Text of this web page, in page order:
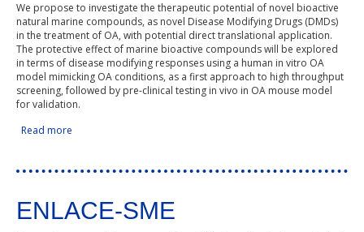
Project Management
Links
We propose to investigate the therapeutic potential of novel bioactive
natural marine compounds, as novel Disease Modifying Drugs (DMDs)
in the treatment of OA, with potential direct translational application.
The protective effect of marine bioactive compounds will be explored
in terms of disease modifying responses using a human in vitro OA
model mimicking OA conditions, as a first approach to high throughput
screening, followed by pre-clinical testing in vivo in OA mouse model
for validation.
Read more
ENLACE-SME